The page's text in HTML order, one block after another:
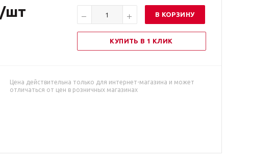
/шт В КОРЗИНУ
КУПИТЬ В 1 КЛИК
Цена действительна только для интернет-магазина и может
отличаться от цен в розничных магазинах